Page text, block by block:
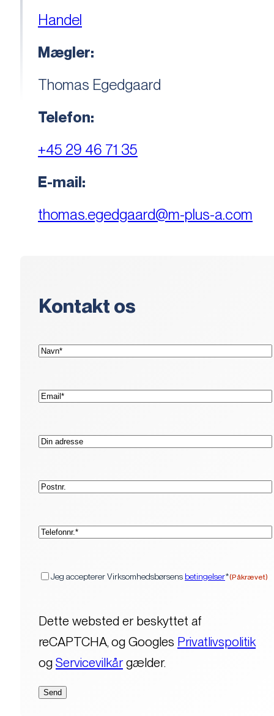
Handel
Mægler:
Thomas Egedgaard
Telefon:
+45 29 46 71 35
E-mail:
thomas.egedgaard@m-plus-a.com
Kontakt os
Navn*
E-
mail*
Adresse
Postnr.
Telefon*
Jeg accepterer Virksomhedsbørsens betingelser*(Påkrævet)
Dette websted er beskyttet af
reCAPTCHA, og Googles Privatlivspolitik
og Servicevilkårgælder.